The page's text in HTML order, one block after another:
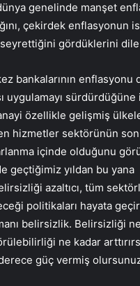
genelinde manşet
çekirdek enflasyonun
gördüklerini
bankalarının enflasyonu
uygulamayı
özellikle gelişmiş
hizmetler sektörünün
içinde olduğunu
geçtiğimiz yıldan bu yana
azaltıcı, tüm
politikaları hayata
belirsizlik. Belirsizliği
ne kadar
güç vermiş